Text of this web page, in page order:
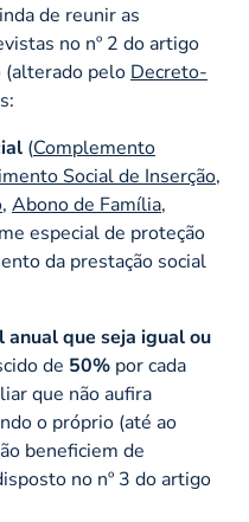
de reunir as
no nº 2 do artigo
(alterado pelo Decreto-
(Complemento
Social de Inserção,
, Abono de Família,
especial de proteção
da prestação social
que seja igual ou
de 50% por cada
que não aufira
o próprio (até ao
beneficiem de
no nº 3 do artigo